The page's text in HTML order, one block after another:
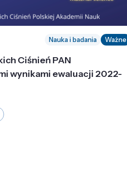
Nauka i badania Ważne
Ciśnień PAN
wynikami ewaluacji 2022-